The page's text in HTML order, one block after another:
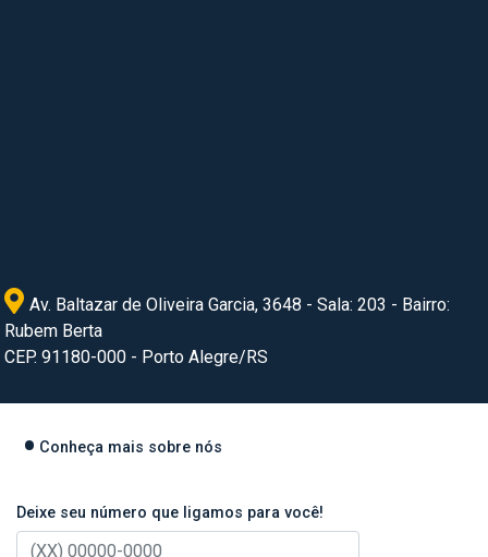
Av. Baltazar de Oliveira Garcia, 3648 - Sala: 203 - Bairro:
Rubem Berta
CEP. 91180-000 - Porto Alegre/RS
Conheça mais sobre nós
Deixe seu número que ligamos para você!